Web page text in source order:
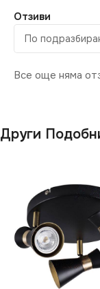
Отзиви
Все още няма
Други